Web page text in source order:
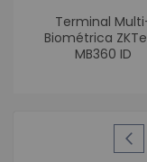
Terminal
Biométrica
MB360 ID